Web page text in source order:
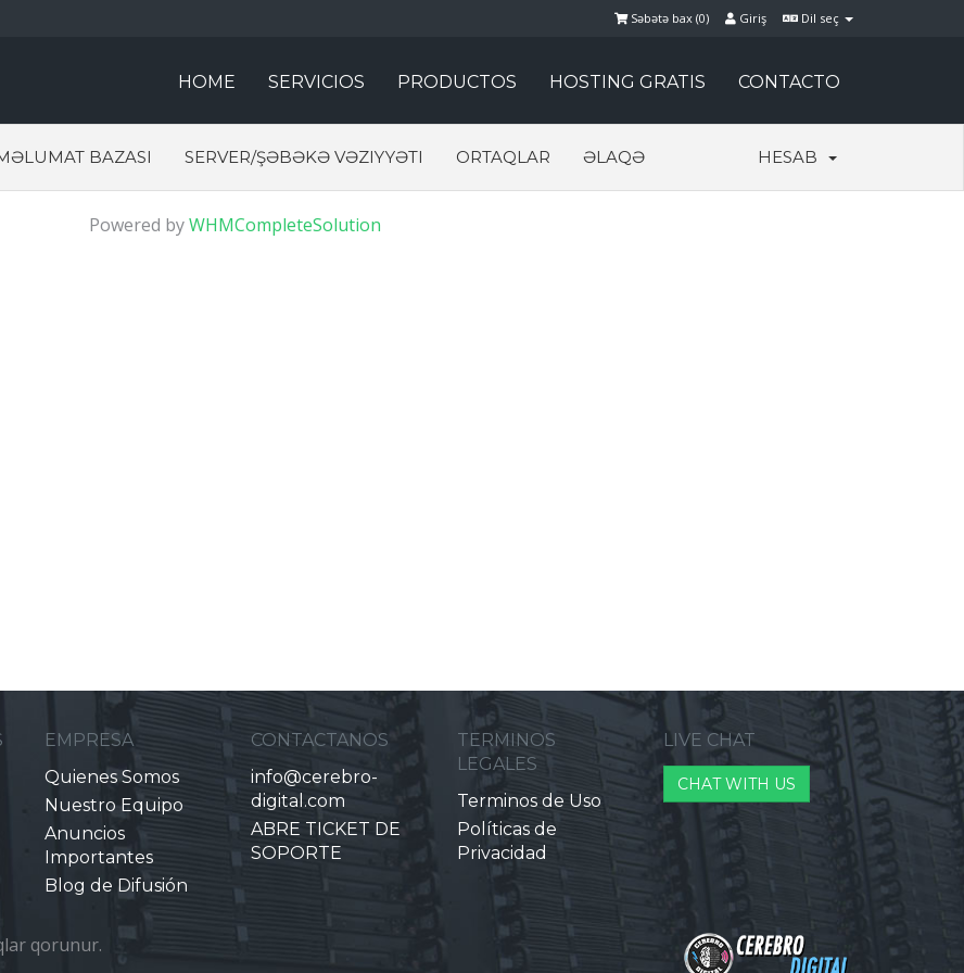
Dil seç
Giriş
Səbətə bax (0)
HOME SERVICIOS PRODUCTOS HOSTING GRATIS CONTACTO
BAZASI SERVER/ŞƏBƏKƏ VƏZIYYƏTI ORTAQLAR ƏLAQƏ HESAB
Powered byWHMCompleteSolution
EMPRESA
Quienes Somos
Nuestro Equipo
Anuncios
Importantes
Blog de Difusión
CONTACTANOS
info@cerebro-
digital.com
ABRE TICKET DE
SOPORTE
TERMINOS
LEGALES
Terminos de Uso
Políticas de
Privacidad
LIVE CHAT
CHAT WITH US
qorunur.